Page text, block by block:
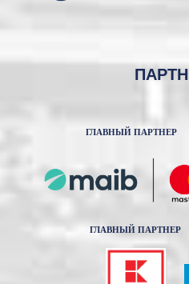
ГЛАВНЫЙ ПАРТНЕР
ГЛАВНЫЙ ПАРТНЕР